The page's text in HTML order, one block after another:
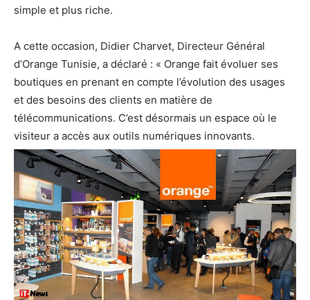
simple et plus riche.
A cette occasion, Didier Charvet, Directeur Général
d’Orange Tunisie, a déclaré : « Orange fait évoluer ses
boutiques en prenant en compte l’évolution des usages
et des besoins des clients en matière de
télécommunications. C’est désormais un espace où le
visiteur a accès aux outils numériques innovants.